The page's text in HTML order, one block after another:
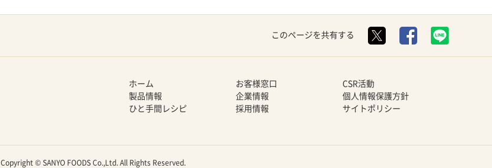
このページを共有する
ホーム
製品情報
ひと手間レシピ
お客様窓口
企業情報
採用情報
CSR活動
個人情報保護方針
サイトポリシー
Copyright © SANYO FOODS Co.,Ltd. All Rights Reserved.